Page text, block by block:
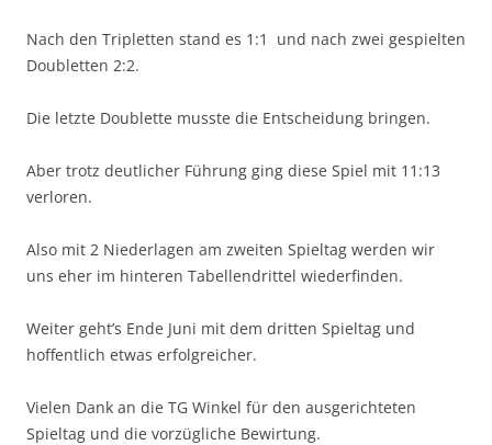
Nach den Tripletten stand es 1:1 und nach zwei gespielten
Doubletten 2:2.
Die letzte Doublette musste die Entscheidung bringen.
Aber trotz deutlicher Führung ging diese Spiel mit 11:13
verloren.
Also mit 2 Niederlagen am zweiten Spieltag werden wir
uns eher im hinteren Tabellendrittel wiederfinden.
Weiter geht’s Ende Juni mit dem dritten Spieltag und
hoffentlich etwas erfolgreicher.
Vielen Dank an die TG Winkel für den ausgerichteten
Spieltag und die vorzügliche Bewirtung.